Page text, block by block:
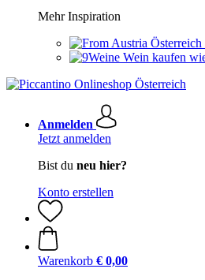
Mehr Inspiration
Wein kaufen
Anmelden
Jetzt anmelden
Bist du neu hier?
Konto erstellen
Warenkorb € 0,00